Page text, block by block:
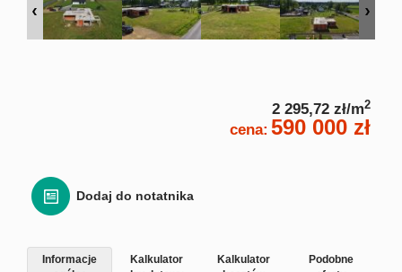
2 295,72 zł/m2
cena: 590 000 zł
Dodaj do notatnika
Informacje
Kalkulator
Kalkulator
Podobne